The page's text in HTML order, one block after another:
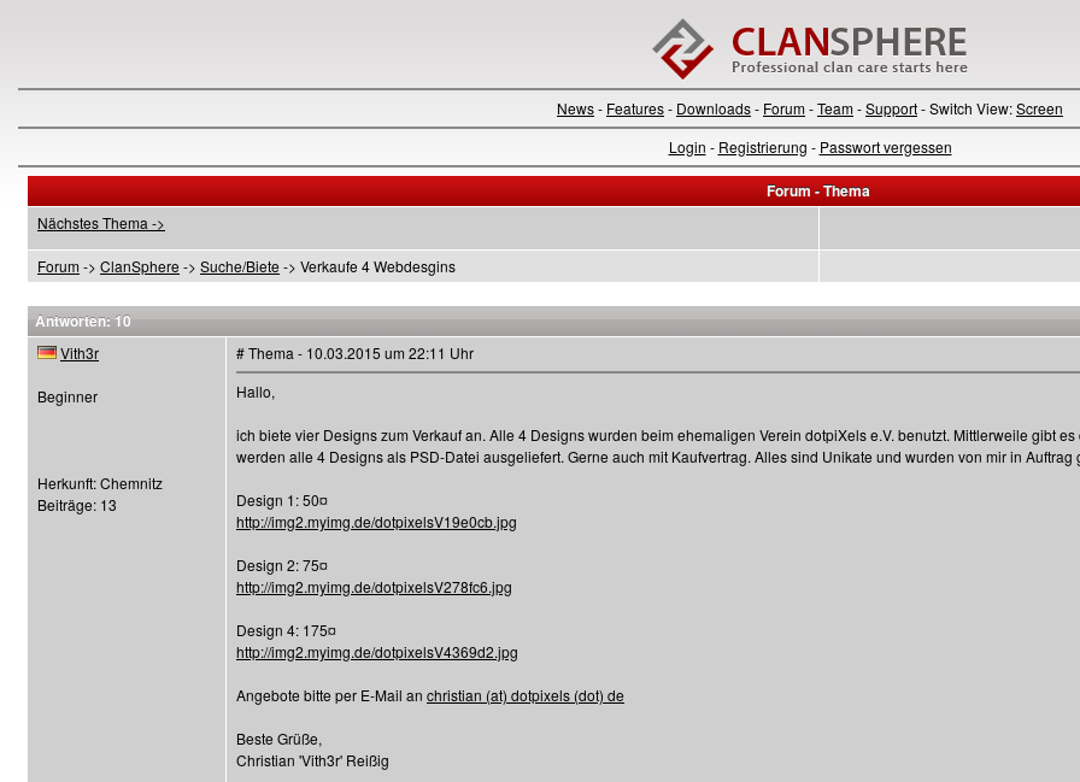
News- Features- Downloads- Forum-Team-Support- Switch View:Screen
Login - Registrierung - Passwort vergessen
Forum - Thema
Nächstes Thema ->
Forum-> ClanSphere -> Suche/Biete -> Verkaufe 4 Webdesgins
Antworten: 10
Vith3r
Beginner
Herkunft: Chemnitz
Beiträge: 13
# Thema - 10.03.2015 um 22:11 Uhr
Hallo,
ich biete vier Designs zum Verkauf an. Alle 4 Designs wurden beim ehemaligen Verein dotpiXels e.V. benutzt. Mittlerweile gibt
werden alle 4 Designs als PSD-Datei ausgeliefert. Gerne auch mit Kaufvertrag. Alles sind Unikate und wurden von mir in
Design 1: 50¤
http://img2.myimg.de/dotpixelsV19e0cb.jpg
Design 2: 75¤
http://img2.myimg.de/dotpixelsV278fc6.jpg
Design 4: 175¤
http://img2.myimg.de/dotpixelsV4369d2.jpg
Angebote bitte per E-Mail an christian (at) dotpixels (dot) de
Beste Grüße,
Christian 'Vith3r' Reißig